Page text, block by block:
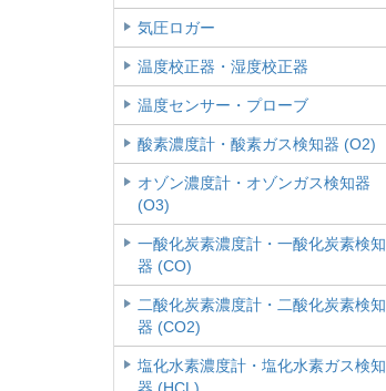
気圧ロガー
温度校正器・湿度校正器
温度センサー・プローブ
酸素濃度計・酸素ガス検知器 (O2)
オゾン濃度計・オゾンガス検知器
(O3)
一酸化炭素濃度計・一酸化炭素検知
器 (CO)
二酸化炭素濃度計・二酸化炭素検知
器 (CO2)
塩化水素濃度計・塩化水素ガス検知
器 (HCL)